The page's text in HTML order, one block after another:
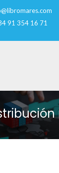
91 354 16 71